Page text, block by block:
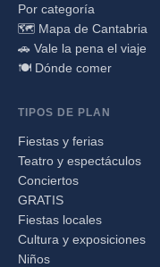
Por categoría
🗺️ Mapa de Cantabria
🚗 Vale la pena el viaje
🍽️ Dónde comer
TIPOS DE PLAN
Fiestas y ferias
Teatro y espectáculos
Conciertos
GRATIS
Fiestas locales
Cultura y exposiciones
Niños